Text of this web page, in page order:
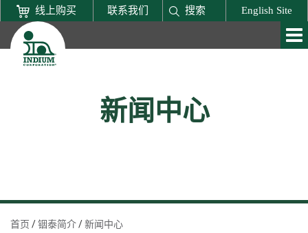
线上购买 联系我们 搜索 English Site
新闻中心
首页 铟泰简介
新闻中心